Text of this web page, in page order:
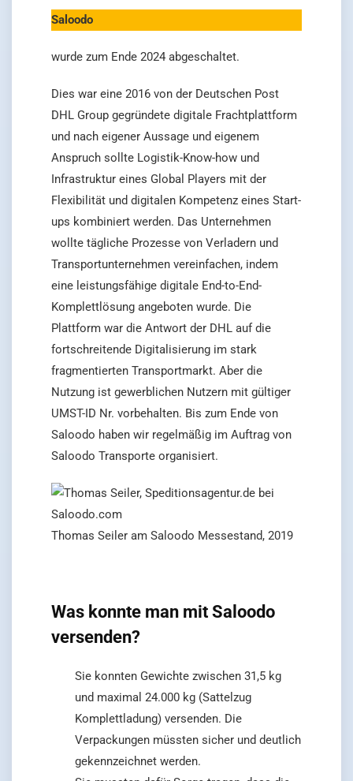
Saloodo
wurde zum Ende 2024 abgeschaltet.
Dies war eine 2016 von der Deutschen Post
DHL Group gegründete digitale Frachtplattform
und nach eigener Aussage und eigenem
Anspruch sollte Logistik-Know-how und
Infrastruktur eines Global Players mit der
Flexibilität und digitalen Kompetenz eines Start-
ups kombiniert werden. Das Unternehmen
wollte tägliche Prozesse von Verladern und
Transportunternehmen vereinfachen, indem
eine leistungsfähige digitale End-to-End-
Komplettlösung angeboten wurde. Die
Plattform war die Antwort der DHL auf die
fortschreitende Digitalisierung im stark
fragmentierten Transportmarkt. Aber die
Nutzung ist gewerblichen Nutzern mit gültiger
UMST-ID Nr. vorbehalten. Bis zum Ende von
Saloodo haben wir regelmäßig im Auftrag von
Saloodo Transporte organisiert.
Thomas Seiler am Saloodo Messestand, 2019
Was konnte man mit Saloodo
versenden?
Sie konnten Gewichte zwischen 31,5 kg
und maximal 24.000 kg (Sattelzug
Komplettladung) versenden. Die
Verpackungen müssten sicher und deutlich
gekennzeichnet werden.